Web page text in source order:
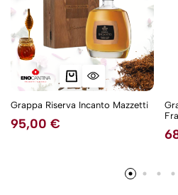
Grappa Riserva Incanto Mazzetti
95,00 €